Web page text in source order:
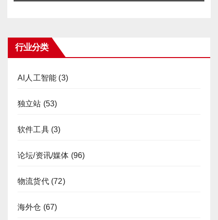
行业分类
AI人工智能 (3)
独立站 (53)
软件工具(3)
论坛/资讯/媒体 (96)
物流货代(72)
海外仓 (67)